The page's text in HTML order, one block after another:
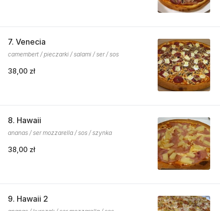
7. Venecia
camembert / pieczarki / salami / ser / sos
38,00 zł
8. Hawaii
ananas / ser mozzarella / sos / szynka
38,00 zł
9. Hawaii 2